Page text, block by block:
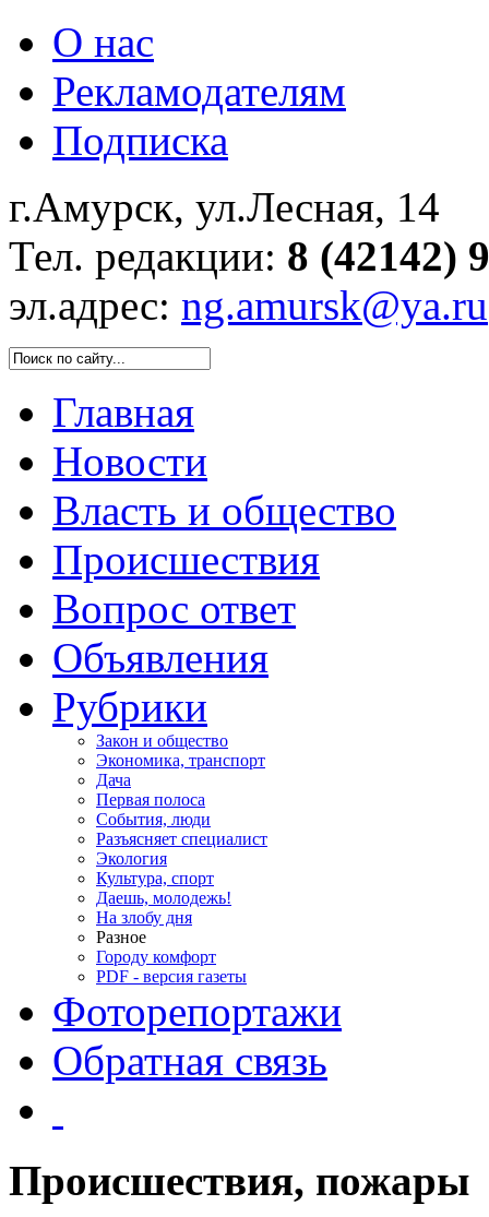
О нас
Рекламодателям
Подписка
г.Амурск, ул.Лесная, 14
Тел. редакции: 8 (42142)
эл.адрес: ng.amursk@ya.ru
Главная
Новости
Власть и общество
Происшествия
Вопрос ответ
Объявления
Рубрики
Закон и общество
Экономика, транспорт
Дача
Первая полоса
События, люди
Разъясняет специалист
Экология
Культура, спорт
Даешь, молодежь!
На злобу дня
Разное
Городу комфорт
PDF - версия газеты
Фоторепортажи
Обратная связь
Происшествия, пожары